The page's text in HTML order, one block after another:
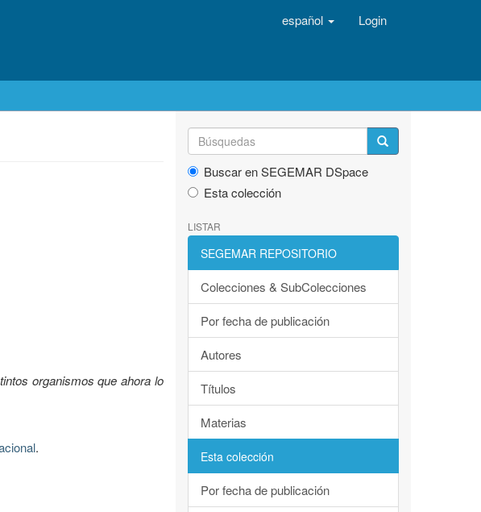
español Login
organismos que ahora lo
.
Buscar en SEGEMAR DSpace
Esta colección
LISTAR
SEGEMAR REPOSITORIO
Colecciones & SubColecciones
Por fecha de publicación
Autores
Títulos
Materias
Esta colección
Por fecha de publicación